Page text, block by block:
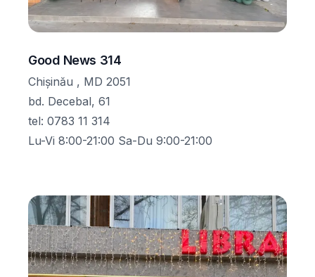
Good News 314
Chișinău , MD 2051
bd. Decebal, 61
tel: 0783 11 314
Lu-Vi 8:00-21:00 Sa-Du 9:00-21:00